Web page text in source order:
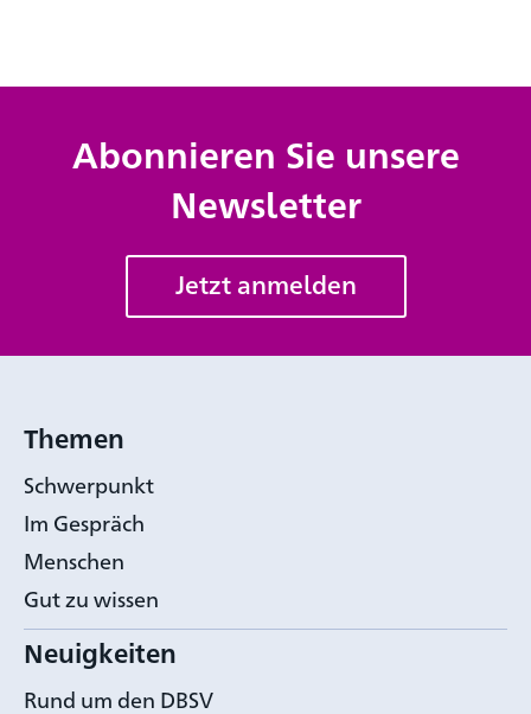
Abonnieren Sie unsere
Newsletter
Jetzt anmelden
Themen
Schwerpunkt
Im Gespräch
Menschen
Gut zu wissen
Neuigkeiten
Rund um den DBSV